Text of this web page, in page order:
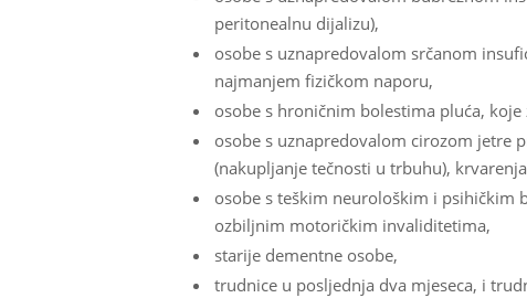
peritonealnu dijalizu),
osobe s uznapredovalom srčanom
najmanjem fizičkom naporu,
osobe s hroničnim bolestima pluća,
osobe s uznapredovalom cirozom jetre
(nakupljanje tečnosti u trbuhu),
osobe s teškim neurološkim i psihičkim
ozbiljnim motoričkim invaliditetima,
starije dementne osobe,
trudnice u posljednja dva mjeseca, i